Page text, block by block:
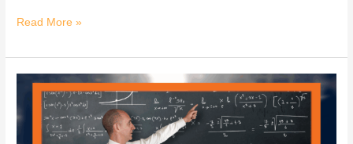
Read More »
Profesorii
depune
dosarele